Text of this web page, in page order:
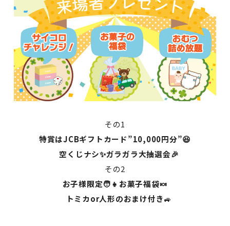
その1
特賞はJCBギフトカード”10,000円分”😆
空くじナシ✨ガラガラ大抽選会🎉
その2
お子様限定🧑👧お菓子福袋🍬
トミカor人形のおまけ付き🚙